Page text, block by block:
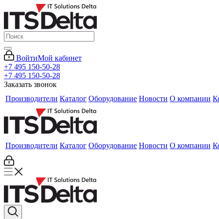
ВойтиМой кабинет
+7 495 150-50-28
+7 495 150-50-28
Заказать звонок
Производители Каталог Оборудование Новости О компании
Производители Каталог Оборудование Новости О компании